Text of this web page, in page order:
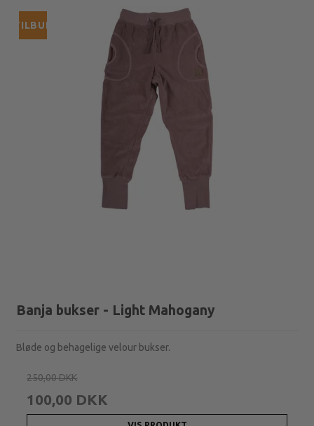
TILBUD
Banja bukser - Light Mahogany
Bløde og behagelige velour bukser.
250,00 DKK
100,00 DKK